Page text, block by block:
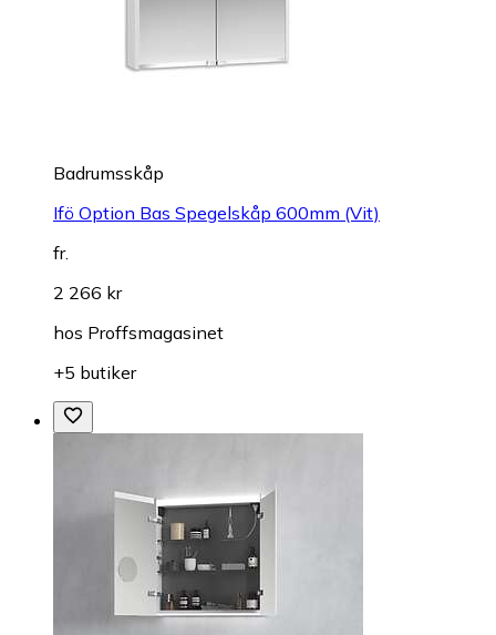
Badrumsskåp
Ifö Option Bas Spegelskåp 600mm (Vit)
fr.
2 266 kr
hos Proffsmagasinet
+5 butiker